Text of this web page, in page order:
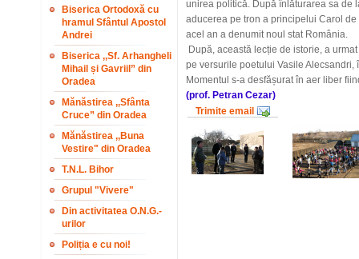
Biserica Ortodoxă cu
hramul Sfântul Apostol
Andrei
Biserica ,,Sf. Arhangheli
Mihail și Gavriil” din
Oradea
Mănăstirea ,,Sfânta
Cruce” din Oradea
Mănăstirea ,,Buna
Vestire" din Oradea
T.N.L. Bihor
Grupul "Vivere"
Din activitatea O.N.G.-
urilor
Poliția e cu noi!
unirea politică. După înlăturarea sa de
aducerea pe tron a principelui Carol
acel an a denumit noul stat România.
După, această lecție de istorie, a
pe versurile poetului Vasile
Momentul s-a desfășurat în aer liber
(prof. Petran Cezar)
Trimite email